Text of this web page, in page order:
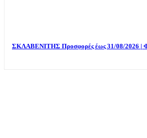
ΣΚΛΑΒΕΝΙΤΗΣ Προσφορές έως 31/08/2026 |